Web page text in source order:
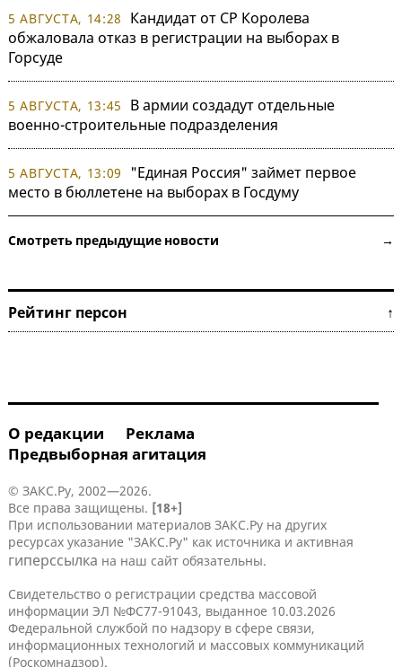
5 АВГУСТА, 14:28
Кандидат от СР Королева
обжаловала отказ в регистрации на выборах в
Горсуде
5 АВГУСТА, 13:45
В армии создадут отдельные
военно-строительные подразделения
5 АВГУСТА, 13:09
"Единая Россия" займет первое
место в бюллетене на выборах в Госдуму
Смотреть предыдущие новости →
Рейтинг персон ↑
О редакции
Реклама
Предвыборная агитация
© ЗАКС.Ру, 2002—2026.
Все права защищены. [18+]
При использовании материалов ЗАКС.Ру на других
ресурсах указание "ЗАКС.Ру" как источника и активная
гиперссылка на наш сайт обязательны.
Свидетельство о регистрации средства массовой
информации ЭЛ №ФС77-91043, выданное 10.03.2026
Федеральной службой по надзору в сфере связи,
информационных технологий и массовых коммуникаций
(Роскомнадзор).